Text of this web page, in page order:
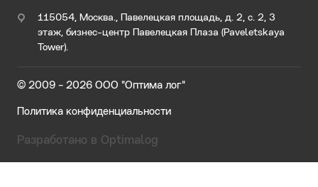
115054, Москва., Павелецкая площадь, д. 2, с. 2, 3
этаж, бизнес-центр Павелецкая Плаза (Paveletskaya
Tower).
© 2009 - 2026 ООО "Оптима лог"
Политика конфиденциальности
Разработано в Optimalog